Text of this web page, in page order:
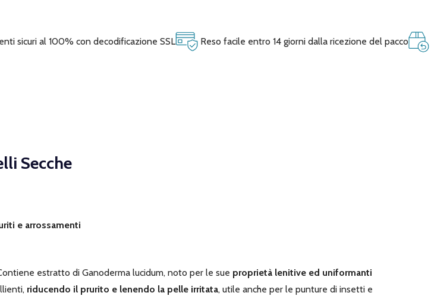
sicuri al 100% con decodificazione SSL Reso facile entro 14 giorni dalla ricezione del pacco
Secche
e arrossamenti
estratto di Ganoderma lucidum, noto per le sue proprietà lenitive ed uniformanti
riducendo il prurito e lenendo la pelle irritata, utile anche per le punture di insetti e